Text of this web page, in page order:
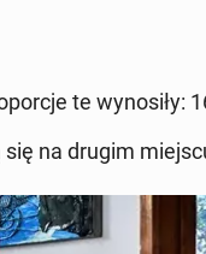
te wy­no­si­ły:
się na drugim